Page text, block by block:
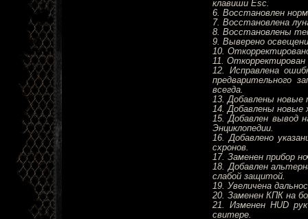
клавиши Esc.
6. Восстановлен
7. Восстановлена
8. Восстановлены
9. Выверено
10.
11.
12. Исправлена
предварительного
всегда.
13. Добавлены
14. Добавлены новые
15. Добавлен вывод
Энциклопедии.
16. Добавлено
схронов.
17. Заменен прибор
18. Добавлен
слабой защитой.
19. Увеличена
20. Заменен КПК на
21. Изменен HUD
свитере.